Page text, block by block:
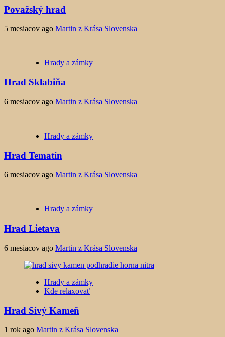
Považský hrad
5 mesiacov ago Martin z Krása Slovenska
Hrady a zámky
Hrad Sklabiňa
6 mesiacov ago Martin z Krása Slovenska
Hrady a zámky
Hrad Tematín
6 mesiacov ago Martin z Krása Slovenska
Hrady a zámky
Hrad Lietava
6 mesiacov ago Martin z Krása Slovenska
Hrady a zámky
Kde relaxovať
Hrad Sivý Kameň
1 rok ago Martin z Krása Slovenska